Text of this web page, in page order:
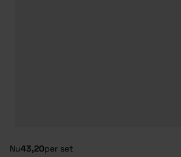
Nu43,20per set